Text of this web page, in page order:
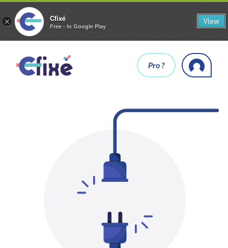
× Cfixé
Free - In Google Play
View
Pro ?